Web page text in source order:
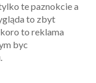
te paznokcie a
to zbyt
to reklama
byc